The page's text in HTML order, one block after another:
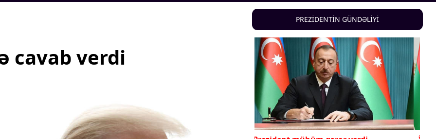
Mədəniyyətimizin Zəfəri
Ailə və uşaq
Turizm
COP29
Məhkəmə və hüquq
Gənclər və İdman
cavab verdi
PREZİDENTİN GÜNDƏLİYİ